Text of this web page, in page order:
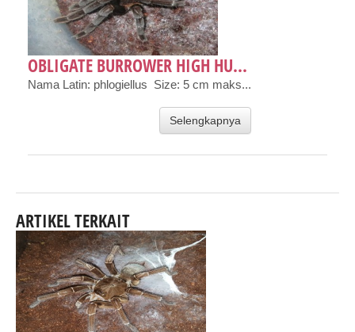
OBLIGATE BURROWER HIGH HU...
Nama Latin: phlogiellus Size: 5 cm maks...
Selengkapnya
ARTIKEL TERKAIT